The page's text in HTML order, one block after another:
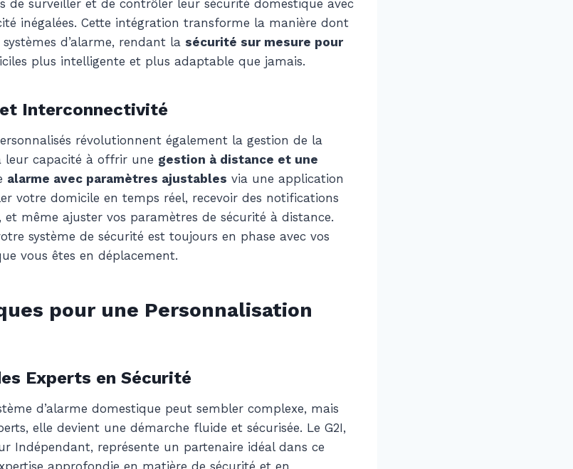
de surveiller et de contrôler leur sécurité domestique avec
inégalées. Cette intégration transforme la manière dont
d’alarme, rendant la sécurité sur mesure pour
plus intelligente et plus adaptable que jamais.
Interconnectivité
révolutionnent également la gestion de la
leur capacité à offrir une gestion à distance et une
alarme avec paramètres ajustables via une application
votre domicile en temps réel, recevoir des notifications
et même ajuster vos paramètres de sécurité à distance.
système de sécurité est toujours en phase avec vos
vous êtes en déplacement.
pour une Personnalisation
Experts en Sécurité
d’alarme domestique peut sembler complexe, mais
elle devient une démarche fluide et sécurisée. Le G2I,
Indépendant, représente un partenaire idéal dans ce
approfondie en matière de sécurité et en